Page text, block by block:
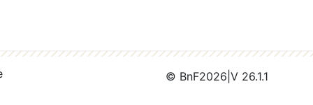
© BnF2026 V 26.1.1